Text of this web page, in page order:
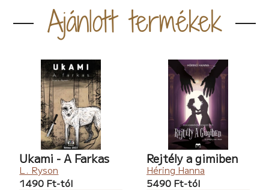
Ajánlott termékek
Ukami - A Farkas
L. Ryson
1490 Ft-tól
Rejtély a gimiben
Héring Hanna
5490 Ft-tól